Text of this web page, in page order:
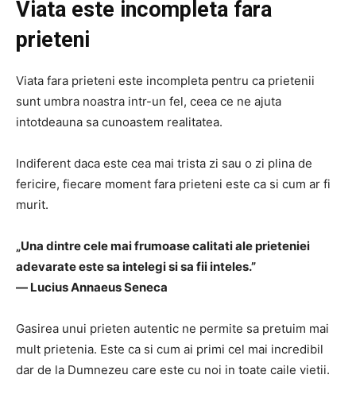
Viata este incompleta fara
prieteni
Viata fara prieteni este incompleta pentru ca prietenii
sunt umbra noastra intr-un fel, ceea ce ne ajuta
intotdeauna sa cunoastem realitatea.
Indiferent daca este cea mai trista zi sau o zi plina de
fericire, fiecare moment fara prieteni este ca si cum ar fi
murit.
„Una dintre cele mai frumoase calitati ale prieteniei
adevarate este sa intelegi si sa fii inteles.”
― Lucius Annaeus Seneca
Gasirea unui prieten autentic ne permite sa pretuim mai
mult prietenia. Este ca si cum ai primi cel mai incredibil
dar de la Dumnezeu care este cu noi in toate caile vietii.